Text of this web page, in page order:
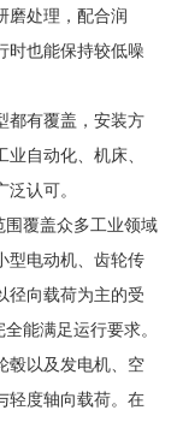
磨处理，配合润
时也能保持较低噪
都有覆盖，安装方
自动化、机床、
认可。
覆盖众多工业领域
型电动机、齿轮传
径向载荷为主的受
能满足运行要求。
毂以及发电机、空
轻度轴向载荷。在